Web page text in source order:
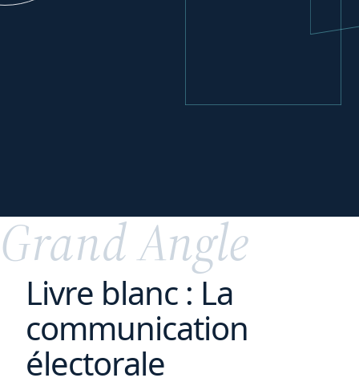
Grand Angle
Livre blanc : La
communication
électorale